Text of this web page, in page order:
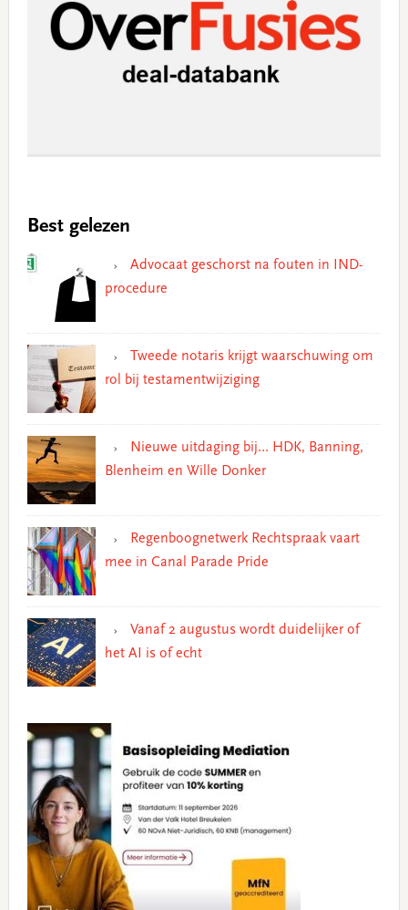
Best gelezen
Advocaat geschorst na fouten in IND-
procedure
Tweede notaris krijgt waarschuwing om
rol bij testamentwijziging
Nieuwe uitdaging bij… HDK, Banning,
Blenheim en Wille Donker
Regenboognetwerk Rechtspraak vaart
mee in Canal Parade Pride
Vanaf 2 augustus wordt duidelijker of
het AI is of echt